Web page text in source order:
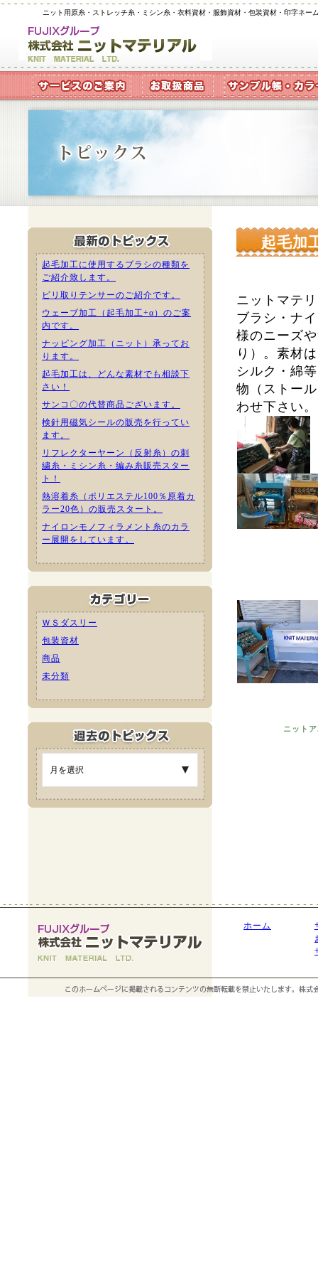
ニット用原糸・ストレッチ糸・ミシン糸・衣料資材・服飾資材・包装資材・印字ネ
起毛加工に使用するブラシの種類を
ご紹介致します。
ビリ取りテンサーのご紹介です。
ウェーブ加工（起毛加工+α）のご案
内です。
ナッピング加工（ニット）承ってお
ります。
起毛加工は、どんな素材でも相談下
さい！
サンコ〇の代替商品ございます。
検針用磁気シールの販売を行ってい
ます。
リフレクターヤーン（反射糸）の刺
繍糸・ミシン糸・編み糸販売スター
ト！
熱溶着糸（ポリエステル100％原着カ
ラー20色）の販売スタート。
ナイロンモノフィラメント糸のカラ
ー展開をしています。
ＷＳダスリー
包装資材
商品
未分類
起毛加
ニットマテ
ブラシ・ナ
様のニーズ
り）。素材
シルク・綿
物（ストー
わせ下さい。
ニット
ホーム